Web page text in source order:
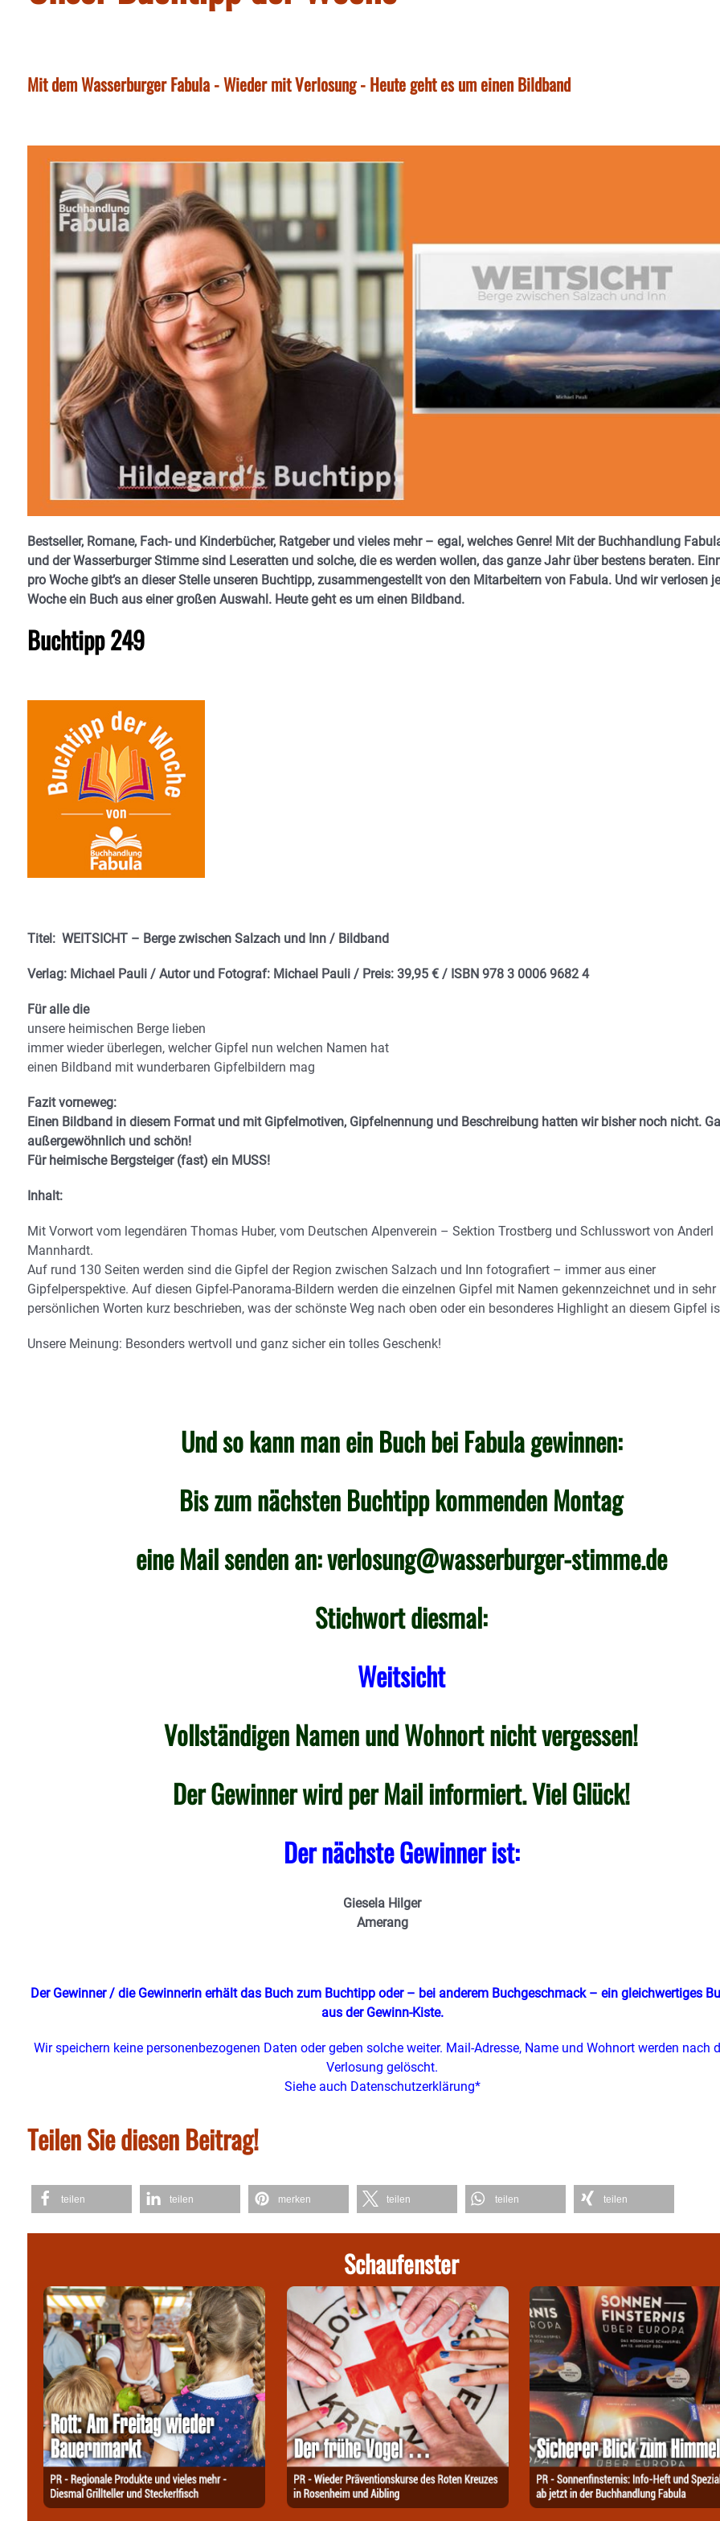
Mit dem Wasserburger Fabula - Wieder mit Verlosung - Heute geht es um einen Bildband
Bestseller, Romane, Fach- und Kinderbücher, Ratgeber und vieles mehr – egal, welches Genre! Mit der Buchhandlung
und der Wasserburger Stimme sind Leseratten und solche, die es werden wollen, das ganze Jahr über bestens beraten.
pro Woche gibt’s an dieser Stelle unseren Buchtipp, zusammengestellt von den Mitarbeitern von Fabula. Und wir verlosen
Woche ein Buch aus einer großen Auswahl. Heute geht es um einen Bildband.
Buchtipp 249
Titel: WEITSICHT – Berge zwischen Salzach und Inn / Bildband
Verlag: Michael Pauli / Autor und Fotograf: Michael Pauli / Preis: 39,95 € / ISBN 978 3 0006 9682 4
Für alle die
unsere heimischen Berge lieben
immer wieder überlegen, welcher Gipfel nun welchen Namen hat
einen Bildband mit wunderbaren Gipfelbildern mag
Fazit vorneweg:
Einen Bildband in diesem Format und mit Gipfelmotiven, Gipfelnennung und Beschreibung hatten wir bisher noch nicht.
außergewöhnlich und schön!
Für heimische Bergsteiger (fast) ein MUSS!
Inhalt:
Mit Vorwort vom legendären Thomas Huber, vom Deutschen Alpenverein – Sektion Trostberg und Schlusswort von Anderl
Mannhardt.
Auf rund 130 Seiten werden sind die Gipfel der Region zwischen Salzach und Inn fotografiert – immer aus einer
Gipfelperspektive. Auf diesen Gipfel-Panorama-Bildern werden die einzelnen Gipfel mit Namen gekennzeichnet und in sehr
persönlichen Worten kurz beschrieben, was der schönste Weg nach oben oder ein besonderes Highlight an diesem Gipfel
Unsere Meinung: Besonders wertvoll und ganz sicher ein tolles Geschenk!
Und so kann man ein Buch bei Fabula gewinnen:
Bis zum nächsten Buchtipp kommenden Montag
eine Mail senden an:verlosung@wasserburger-stimme.de
Stichwort diesmal:
Weitsicht
Vollständigen Namen und Wohnort nicht vergessen!
Der Gewinner wird per Mail informiert. Viel Glück!
Der nächste Gewinner ist:
Giesela Hilger
Amerang
Der Gewinner / die Gewinnerin erhält das Buch zum Buchtipp oder – bei anderem Buchgeschmack – ein gleichwertiges
aus der Gewinn-Kiste.
Wir speichern keine personenbezogenen Daten oder geben solche weiter. Mail-Adresse, Name und Wohnort werden nach
Verlosung gelöscht.
Siehe auch Datenschutzerklärung*
Teilen Sie diesen Beitrag!
teilen teilen merken teilen teilen teilen
Schaufenster